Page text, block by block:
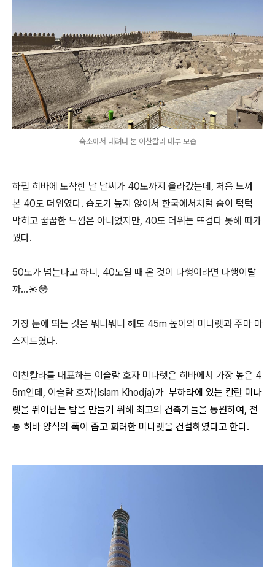
숙소에서 내려다 본 이찬칼라 내부 모습
하필 히바에 도착한 날 날씨가 40도까지 올라갔는데, 처음 느껴
본 40도 더위였다. 습도가 높지 않아서 한국에서처럼 숨이 턱턱
막히고 꿉꿉한 느낌은 아니었지만, 40도 더위는 뜨겁다 못해 따가
웠다.
50도가 넘는다고 하니, 40도일 때 온 것이 다행이라면 다행이랄
까...☀️😳
가장 눈에 띄는 것은 뭐니뭐니 해도 45m 높이의 미나렛과 주마 마
스지드였다.
이찬칼라를 대표하는 이슬람 호자 미나렛은 히바에서 가장 높은 4
5m인데, 이슬람 호자(Islam Khodja)가 부하라에 있는 칼란 미나
렛을 뛰어넘는 탑을 만들기 위해 최고의 건축가들을 동원하여, 전
통 히바 양식의 폭이 좁고 화려한 미나렛을 건설하였다고 한다.